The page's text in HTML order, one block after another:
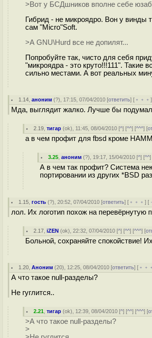
>Вот у БСДшников вполне себе
Гибрид - не микроядро. Вон у винды
сам "Micro"Soft.
>А GNU\Hurd все не допилят...
Попробуйте так, чисто для себя
"микроядра - это круто!!!111". Такие
сильно местами. А вот реальных
1.14 ,аноним (?), 17:15, 07/04/2010 [ответить] [ ﹢﹢﹢
Мда, выглядит жалко. Лучше бы
2.19 ,тигар (ok), 11:45, 08/04/2010 [^] [^^] [^^^] [
а в чем профит для fbsd кроме
3.25 ,аноним (?), 19:17, 15/04/2010 [^] [^^]
А в чем так профит? Система
портировании из других *BSD
1.15 ,гость (?), 20:52, 07/04/2010 [ответить] [ ﹢﹢﹢] [
лол. Их логотип похож на перевёрнутую
2.17 ,iZEN (ok), 22:32, 07/04/2010 [^] [^^] [^^^] [
Больной, сохраняйте спокойствие!
1.20 ,Аноним (20), 12:25, 08/04/2010 [ответить] [
А что такое null-разделы?
Не гуглится..
2.21 ,тигар (ok), 12:39, 08/04/2010 [^] [^^] [^^^] [
>А что такое null-разделы?
>